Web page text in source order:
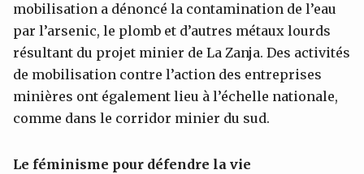
mobilisation a dénoncé la contamination de l’eau
par l’arsenic, le plomb et d’autres métaux lourds
résultant du projet minier de La Zanja. Des activités
de mobilisation contre l’action des entreprises
minières ont également lieu à l’échelle nationale,
comme dans le corridor minier du sud.
Le féminisme pour défendre la vie